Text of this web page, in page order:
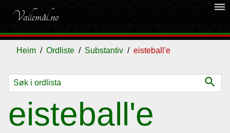
Vallemål.no
dehaze
Heim Ordliste Substantiv eisteball'e
search
eisteball'e
Ordliste
Om